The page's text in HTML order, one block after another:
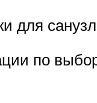
для
по